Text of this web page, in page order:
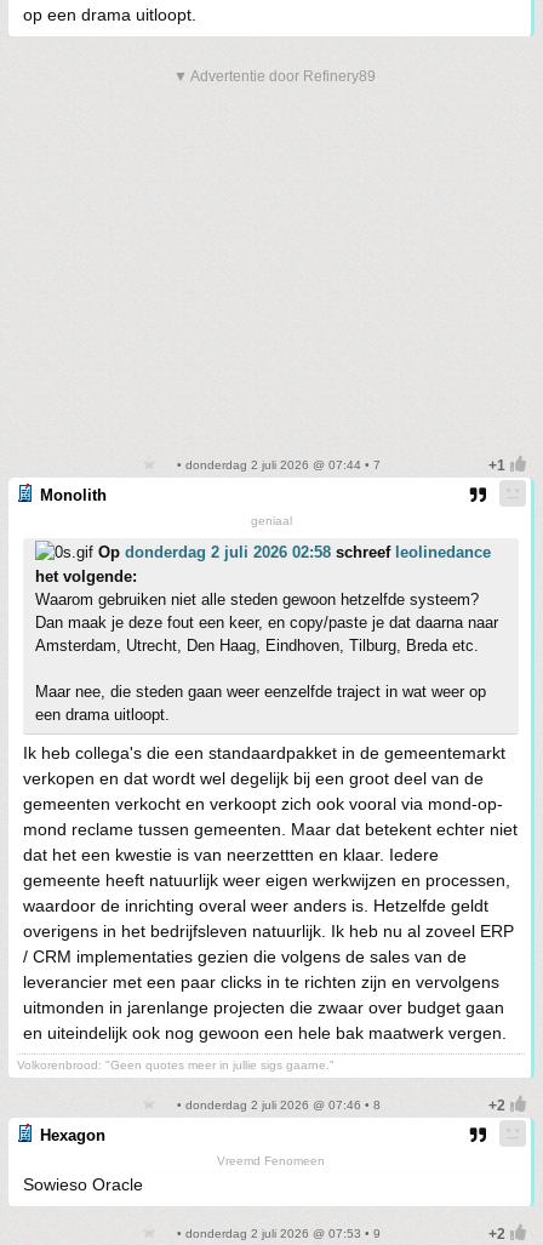
op een drama uitloopt.
▼ Advertentie door Refinery89
• donderdag 2 juli 2026 @ 07:44 • 7
Monolith
geniaal
Op donderdag 2 juli 2026 02:58 schreef leolinedance
het volgende:
Waarom gebruiken niet alle steden gewoon hetzelfde systeem?
Dan maak je deze fout een keer, en copy/paste je dat daarna naar
Amsterdam, Utrecht, Den Haag, Eindhoven, Tilburg, Breda etc.
Maar nee, die steden gaan weer eenzelfde traject in wat weer op
een drama uitloopt.
Ik heb collega's die een standaardpakket in de gemeentemarkt
verkopen en dat wordt wel degelijk bij een groot deel van de
gemeenten verkocht en verkoopt zich ook vooral via mond-op-
mond reclame tussen gemeenten. Maar dat betekent echter niet
dat het een kwestie is van neerzettten en klaar. Iedere
gemeente heeft natuurlijk weer eigen werkwijzen en processen,
waardoor de inrichting overal weer anders is. Hetzelfde geldt
overigens in het bedrijfsleven natuurlijk. Ik heb nu al zoveel ERP
/ CRM implementaties gezien die volgens de sales van de
leverancier met een paar clicks in te richten zijn en vervolgens
uitmonden in jarenlange projecten die zwaar over budget gaan
en uiteindelijk ook nog gewoon een hele bak maatwerk vergen.
Volkorenbrood: "Geen quotes meer in jullie sigs gaarne."
• donderdag 2 juli 2026 @ 07:46 • 8
Hexagon
Vreemd Fenomeen
Sowieso Oracle
• donderdag 2 juli 2026 @ 07:53 • 9